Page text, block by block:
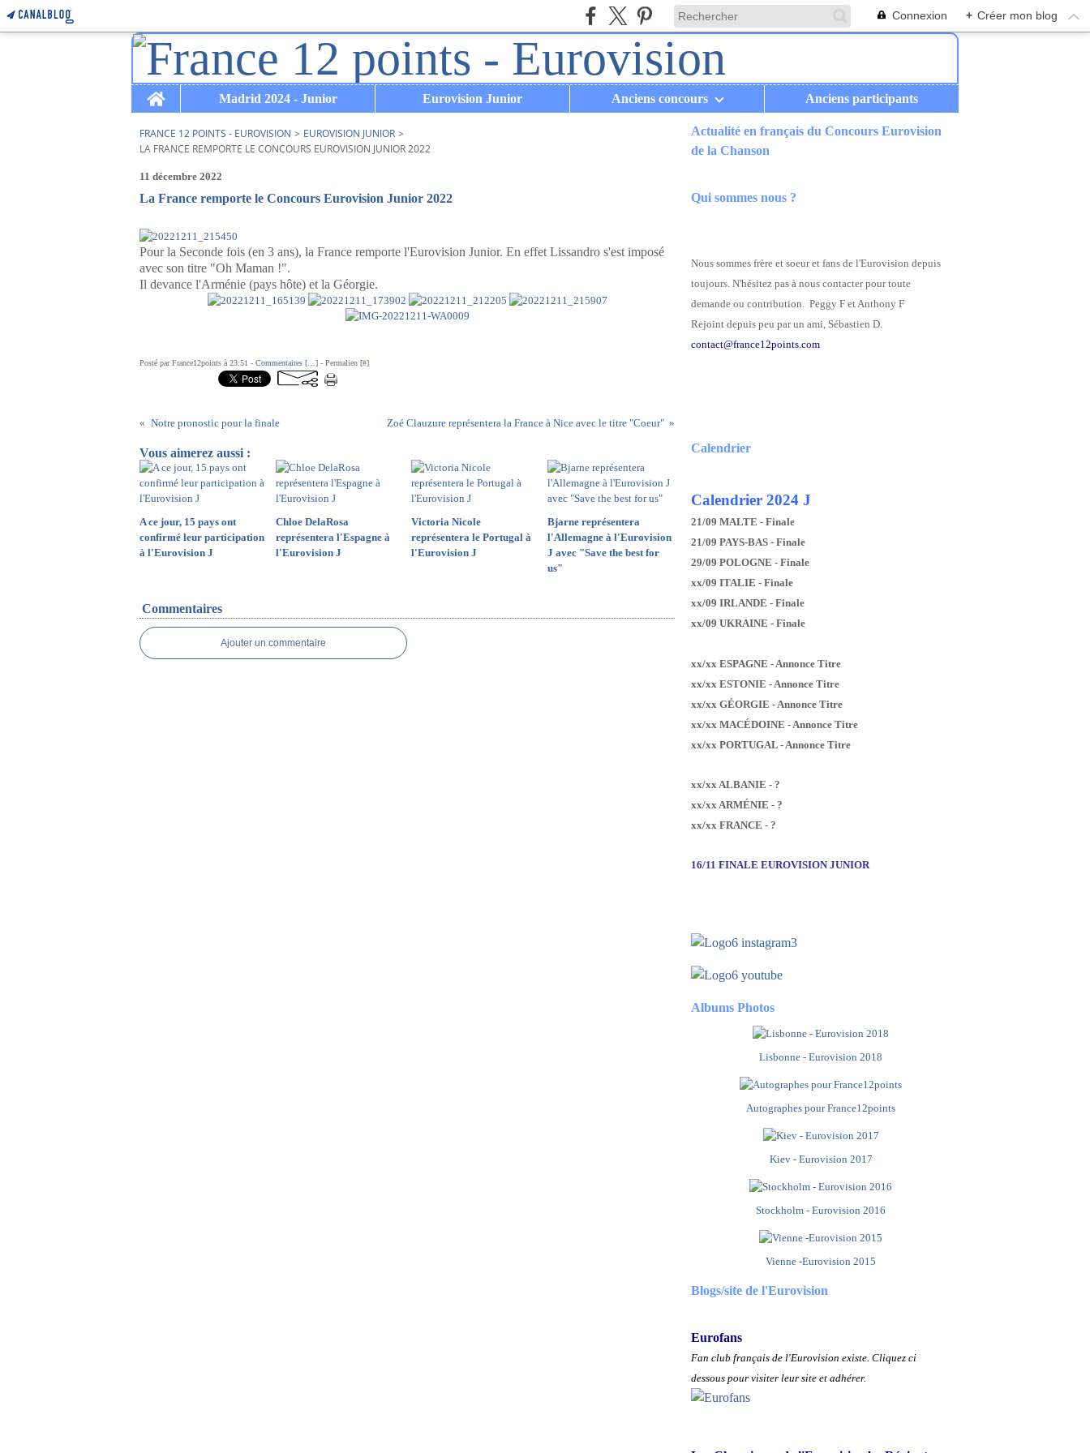
Connexion + Créer mon blog
Home
Madrid 2024 - Junior Eurovision Junior Anciens concours Anciens participants
FRANCE 12 POINTS - EUROVISION > EUROVISION JUNIOR >
LA FRANCE REMPORTE LE CONCOURS EUROVISION JUNIOR 2022
11 décembre 2022
La France remporte le Concours Eurovision Junior 2022
Pour la Seconde fois (en 3 ans), la France remporte l'Eurovision Junior. En effet Lissandro s'est imposé
avec son titre "Oh Maman !".
Il devance l'Arménie (pays hôte) et la Géorgie.
Posté par France12points à 23:51 - Commentaires [ ] - Permalien [#]
Notre pronostic pour la finale Zoé Clauzure représentera la France à Nice avec le titre "Coeur"
Vous aimerez aussi :
A ce jour, 15 pays ont
confirmé leur participation
à l'Eurovision J
Chloe DelaRosa
représentera l'Espagne à
l'Eurovision J
Victoria Nicole
représentera le Portugal à
l'Eurovision J
Bjarne représentera
l'Allemagne à l'Eurovision
J avec "Save the best for
us"
Commentaires
Ajouter un commentaire
Actualité en français du Concours Eurovision
de la Chanson
Qui sommes nous ?
Nous sommes frère et soeur et fans de l'Eurovision depuis
toujours. N'hésitez pas à nous contacter pour toute
demande ou contribution. Peggy F et Anthony F
Rejoint depuis peu par un ami, Sébastien D.
contact@france12points.com
Calendrier
Calendrier 2024 J
21/09 MALTE - Finale
21/09 PAYS-BAS - Finale
29/09 POLOGNE - Finale
xx/09 ITALIE - Finale
xx/09 IRLANDE - Finale
xx/09 UKRAINE - Finale
xx/xx ESPAGNE - Annonce Titre
xx/xx ESTONIE - Annonce Titre
xx/xx GÉORGIE - Annonce Titre
xx/xx MACÉDOINE - Annonce Titre
xx/xx PORTUGAL - Annonce Titre
xx/xx ALBANIE - ?
xx/xx ARMÉNIE - ?
xx/xx FRANCE - ?
16/11 FINALE EUROVISION JUNIOR
Albums Photos
Lisbonne - Eurovision 2018
Autographes pour France12points
Kiev - Eurovision 2017
Stockholm - Eurovision 2016
Vienne -Eurovision 2015
Blogs/site de l'Eurovision
Eurofans
Fan club français de l'Eurovision existe. Cliquez ci
dessous pour visiter leur site et adhérer.